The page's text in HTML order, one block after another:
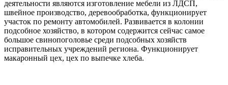
деятельности являются изготовление мебели из ЛДСП,
швейное производство, деревообработка, функционирует
участок по ремонту автомобилей. Развивается в колонии
подсобное хозяйство, в котором содержится сейчас самое
большое свинопоголовье среди подсобных хозяйств
исправительных учреждений региона. Функционирует
макаронный цех, цех по выпечке хлеба.